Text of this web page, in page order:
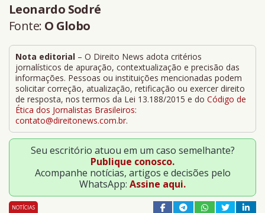
Leonardo Sodré
Fonte: O Globo
Nota editorial – O Direito News adota critérios
jornalísticos de apuração, contextualização e precisão das
informações. Pessoas ou instituições mencionadas podem
solicitar correção, atualização, retificação ou exercer direito
de resposta, nos termos da Lei 13.188/2015 e do Código de
Ética dos Jornalistas Brasileiros:
contato@direitonews.com.br.
Seu escritório atuou em um caso semelhante?
Publique conosco.
Acompanhe notícias, artigos e decisões pelo
WhatsApp: Assine aqui.
NOTÍCIAS